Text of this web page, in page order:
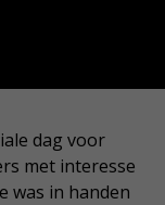
dag voor
met interesse
was in handen